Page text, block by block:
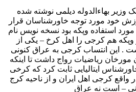
وزیر بهاءالدوله دیلمی نوشته شده
خود مورد توجه خاورشناسان قرار
استفاده وپکه بود نسخه نویس نام
هم کرجی را اهل کرخ – یکی از
. این انتساب کرجی به عراق کنونی
مورخان ریاضیات رواج داشت تا اینکه
دلاویدا خاورشناس ایتالیایی ثابت کرد که کرخی
واقع کرجی اهل ایران و از ناحیه کرج
– است نه عراق